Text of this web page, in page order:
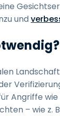
und
Angriffe
– wie